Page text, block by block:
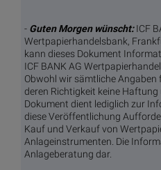
- Guten Morgen wünscht: ICF
Wertpapierhandelsbank,
kann dieses Dokument
ICF BANK AG
Obwohl wir sämtliche
deren Richtigkeit keine
Dokument dient lediglich zur
diese Veröffentlichung
Kauf und Verkauf von
Anlageinstrumenten. Die
Anlageberatung dar.